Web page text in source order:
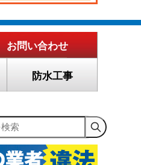
お問い合わせ
防水工事